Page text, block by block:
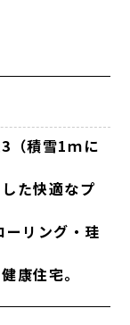
（積雪1ｍに
た快適なプ
リング・珪
康住宅。